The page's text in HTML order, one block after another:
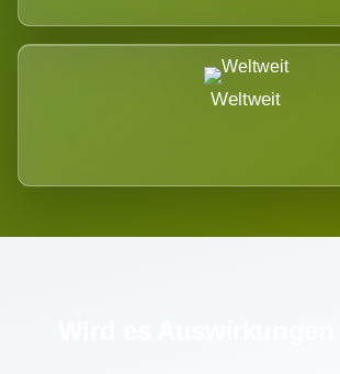
Weltweit